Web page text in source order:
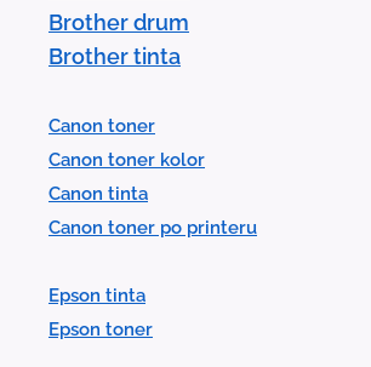
Brother drum
Brother tinta
Canon toner
Canon toner kolor
Canon tinta
Canon toner po printeru
Epson tinta
Epson toner